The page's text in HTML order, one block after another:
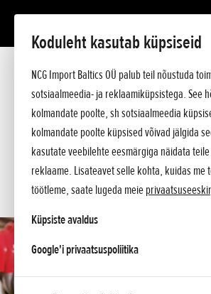
Koduleht kasutab küpsiseid
NCG Import Baltics OÜ palub teil nõustuda
sotsiaalmeedia- ja reklaamiküpsistega. See
kolmandate poolte, sh sotsiaalmeedia
kolmandate poolte küpsised võivad jälgida
kasutate veebilehte eesmärgiga näidata
reklaame. Lisateavet selle kohta, kuidas me
töötleme, saate lugeda meie
Küpsiste avaldus
Google'i privaatsuspoliitikaopens in a new tab
Tutvustus
Tehnilised andmed
Hinnakiri
Küsi lisa
KÜSI PAKKUMIST
SOOVIN TEENINDUSE AEGA
KONTAKT